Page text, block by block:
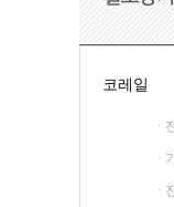
정보
신재생에너
일반
코레일
·
·
·